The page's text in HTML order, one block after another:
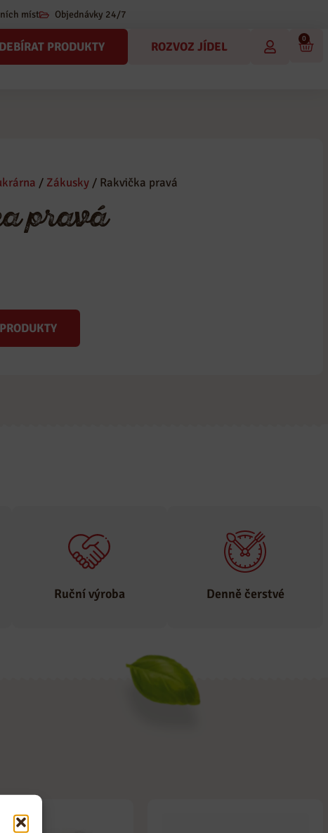
míst Objednávky 24/7
PRODUKTY ROZVOZ JÍDEL
0
/ Zákusky / Rakvička pravá
pravá
Ruční výroba
Naše produkty pro Vás
ručně připravují naši
Denně čerstvé